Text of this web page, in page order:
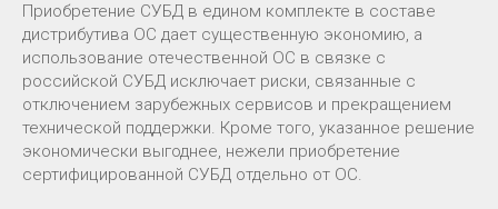
Приобретение СУБД в едином комплекте в составе
дистрибутива ОС дает существенную экономию, а
использование отечественной ОС в связке с
российской СУБД исключает риски, связанные с
отключением зарубежных сервисов и прекращением
технической поддержки. Кроме того, указанное решение
экономически выгоднее, нежели приобретение
сертифицированной СУБД отдельно от ОС.